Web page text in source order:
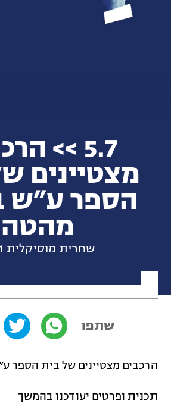
5.7 >>
מצטיינים
הספר ע״ש
מהטה
שחרית מוסיקלית 11:11
שתפו
הרכבים מצטיינים של בית הספר
תכנית ופרטים יעודכנו בהמשך